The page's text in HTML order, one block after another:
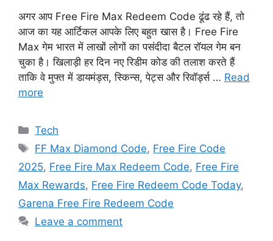
अगर आप Free Fire Max Redeem Code ढूंढ रहे हैं, तो
आज का यह आर्टिकल आपके लिए बहुत खास है। Free Fire
Max गेम भारत में लाखों लोगों का पसंदीदा बैटल रॉयल गेम बन
चुका है। खिलाड़ी हर दिन नए रिडीम कोड की तलाश करते हैं
ताकि वे मुफ्त में डायमंड्स, स्किन्स, पेट्स और रिवॉर्ड्स … Read
more
Categories
Tech
Tags
FF Max Diamond Code, Free Fire Code
2025, Free Fire Max Redeem Code, Free Fire
Max Rewards, Free Fire Redeem Code Today,
Garena Free Fire Redeem Code
Leave a comment